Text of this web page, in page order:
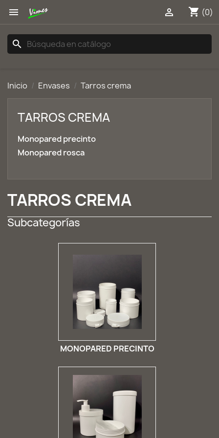
 shopping_cart (0)

search
Inicio Envases Tarros crema
TARROS CREMA
Monopared precinto
Monopared rosca
TARROS CREMA
Subcategorías
MONOPARED PRECINTO